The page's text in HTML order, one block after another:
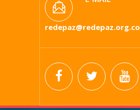
redepaz@redepaz.org.co